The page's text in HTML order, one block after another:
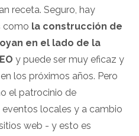
receta. Seguro, hay
como la construcción de
en el lado de la
y puede ser muy eficaz y
los próximos años. Pero
el patrocinio de
locales y a cambio
web - y esto es